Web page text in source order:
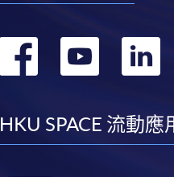
轉 轉
HKU SPACE 流動應